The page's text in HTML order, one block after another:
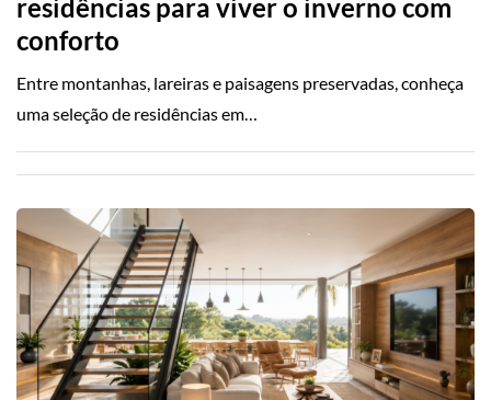
residências para viver o inverno com
conforto
Entre montanhas, lareiras e paisagens preservadas, conheça
uma seleção de residências em…